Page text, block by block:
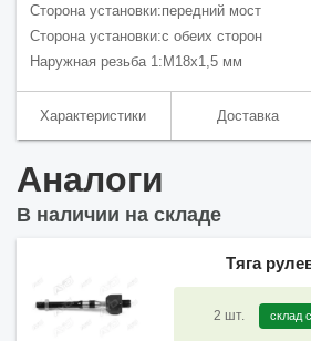
Сторона установки:передний мост
Сторона установки:с обеих сторон
Наружная резьба 1: M18x1,5 мм
Характеристики Доставка
Аналоги
В наличии на складе
Тяга
2 шт. склад